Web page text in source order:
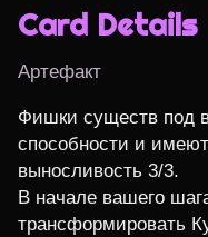
Card Details
Артефакт
Фишки существ под
способности и
выносливость 3/3.
В начале вашего
трансформировать